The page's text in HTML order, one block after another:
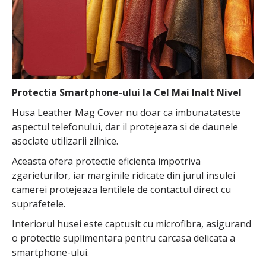
Protectia Smartphone-ului la Cel Mai Inalt Nivel
Husa Leather Mag Cover nu doar ca imbunatateste
aspectul telefonului, dar il protejeaza si de daunele
asociate utilizarii zilnice.
Aceasta ofera protectie eficienta impotriva
zgarieturilor, iar marginile ridicate din jurul insulei
camerei protejeaza lentilele de contactul direct cu
suprafetele.
Interiorul husei este captusit cu microfibra, asigurand
o protectie suplimentara pentru carcasa delicata a
smartphone-ului.